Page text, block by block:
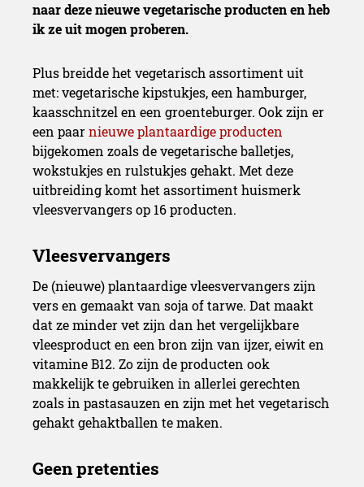
naar deze nieuwe vegetarische producten en heb
ik ze uit mogen proberen.
Plus breidde het vegetarisch assortiment uit
met: vegetarische kipstukjes, een hamburger,
kaasschnitzel en een groenteburger. Ook zijn er
een paarnieuwe plantaardige producten
bijgekomen zoals de vegetarische balletjes,
wokstukjes en rulstukjes gehakt. Met deze
uitbreiding komt het assortiment huismerk
vleesvervangers op 16 producten.
De (nieuwe) plantaardige vleesvervangers zijn
vers en gemaakt van soja of tarwe. Dat maakt
dat ze minder vet zijn dan het vergelijkbare
vleesproduct en een bron zijn van ijzer, eiwit en
vitamine B12. Zo zijn de producten ook
makkelijk te gebruiken in allerlei gerechten
zoals in pastasauzen en zijn met het vegetarisch
gehakt gehaktballen te maken.